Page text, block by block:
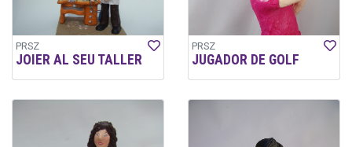
PRSZ
JOIER AL SEU TALLER
PRSZ
JUGADOR DE GOLF